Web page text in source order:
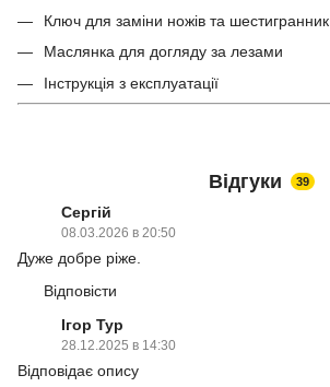
Ключ для заміни ножів та шестигранник
Маслянка для догляду за лезами
Інструкція з експлуатації
Відгуки 39
Сергій
08.03.2026 в 20:50
Дуже добре ріже.
Відповісти
Ігор Тур
28.12.2025 в 14:30
Відповідає опису